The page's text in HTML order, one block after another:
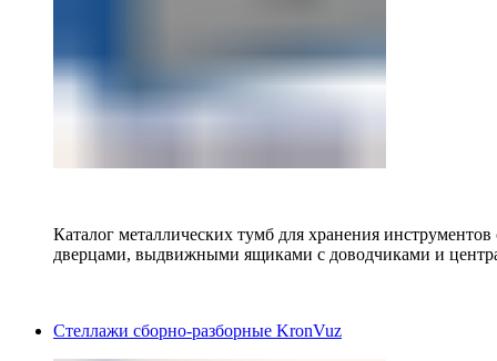
Каталог металлических тумб для хранения
дверцами, выдвижными ящиками с доводчиками и
Стеллажи сборно-разборные KronVuz